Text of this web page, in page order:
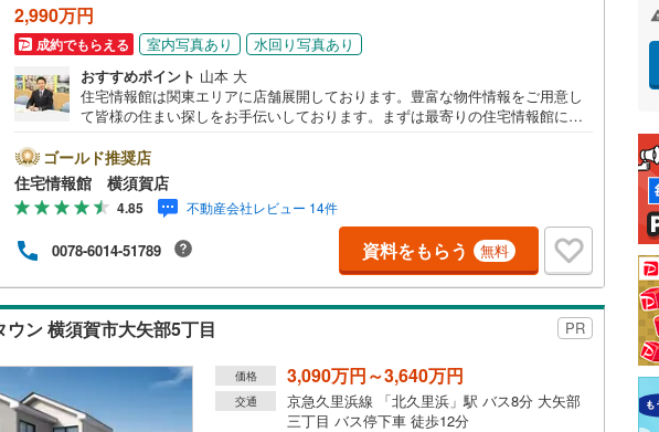
2,990万円
成約でもらえる 室内写真あり
水回り写真あり
おすすめポイント 山本 大
住宅情報館は関東エリアに店舗展開しております。豊富な物件情報をご用意し
て皆様の住まい探しをお手伝いしております。まずは最寄りの住宅情報館にお
は営業いたします）】「資料請求」「内覧」のお問い合わせは上記時間内です
とスムーズにご対応が可能です。スタッフ一同お客様のお問合せをお待ちして
おります。【住宅ローン相談会】開催中無理のない住宅ローンの試算やご購入
の際にかかる諸費用の概算も行っております。しっかりとした資金計画のアド
バイスをさせて頂きますので、お気軽にご相談ください。お客様第一主義をモ
ット-にお引越しをしてからも安心して住んでいただけるよう、末永く誠実に努
めさせて頂きます。住宅情報館にお越し頂けたら、物件のご紹介だけではな
く、お住まいの疑問、不安、お家の事ならなんでもご相談いただけます。お客
様の要望をお伺いしながら誠心誠意、全力でサポートさせて頂きます。お客様
一人一人に合わせたライフプランのご提案をさせていただきます。お気軽にご
ゴールド推奨店
住宅情報館 横須賀店
4.85 不動産会社レビュー 14件
0078-6014-51789 資料をもらう 無料
ウン 横須賀市大矢部5丁目 PR
価格 3,090万円～3,640万円
交通
京急久里浜線 「北久里浜」駅 バス8分 大矢部
三丁目 バス停下車 徒歩12分